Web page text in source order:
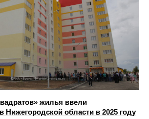
жилья ввели
Нижегородской области в 2025 году